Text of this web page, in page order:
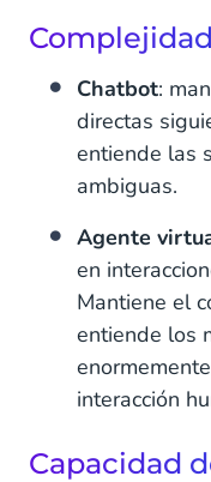
Chatbot:
directas
entiende las
ambiguas.
Agente
en
Mantiene el
entiende los
interacción
Capacidad